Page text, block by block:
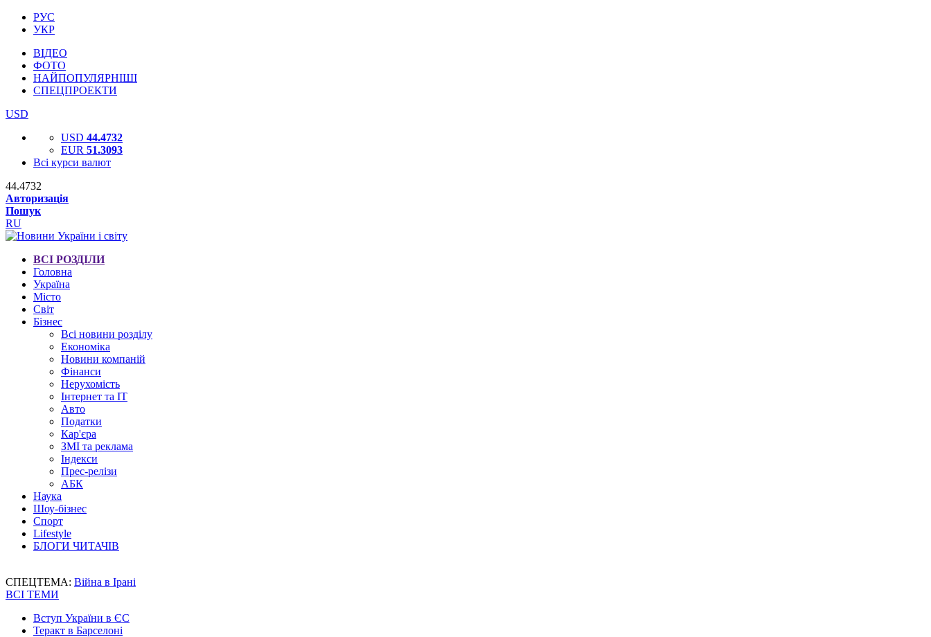
РУС
УКР
ВІДЕО
ФОТО
НАЙПОПУЛЯРНІШІ
СПЕЦПРОЕКТИ
USD
USD 44.4732
EUR 51.3093
Всі курси валют
44.4732
Авторизація
Пошук
RU
ВСІ РОЗДІЛИ
Головна
Україна
Місто
Світ
Бізнес
Всі новини розділу
Економіка
Новини компаній
Фінанси
Нерухомість
Інтернет та IT
Авто
Податки
Кар'єра
ЗМІ та реклама
Індекси
Прес-релізи
АБК
Наука
Шоу-бізнес
Спорт
Lifestyle
БЛОГИ ЧИТАЧІВ
СПЕЦТЕМА: Війна в Ірані
ВСІ ТЕМИ
Вступ України в ЄС
Теракт в Барселоні